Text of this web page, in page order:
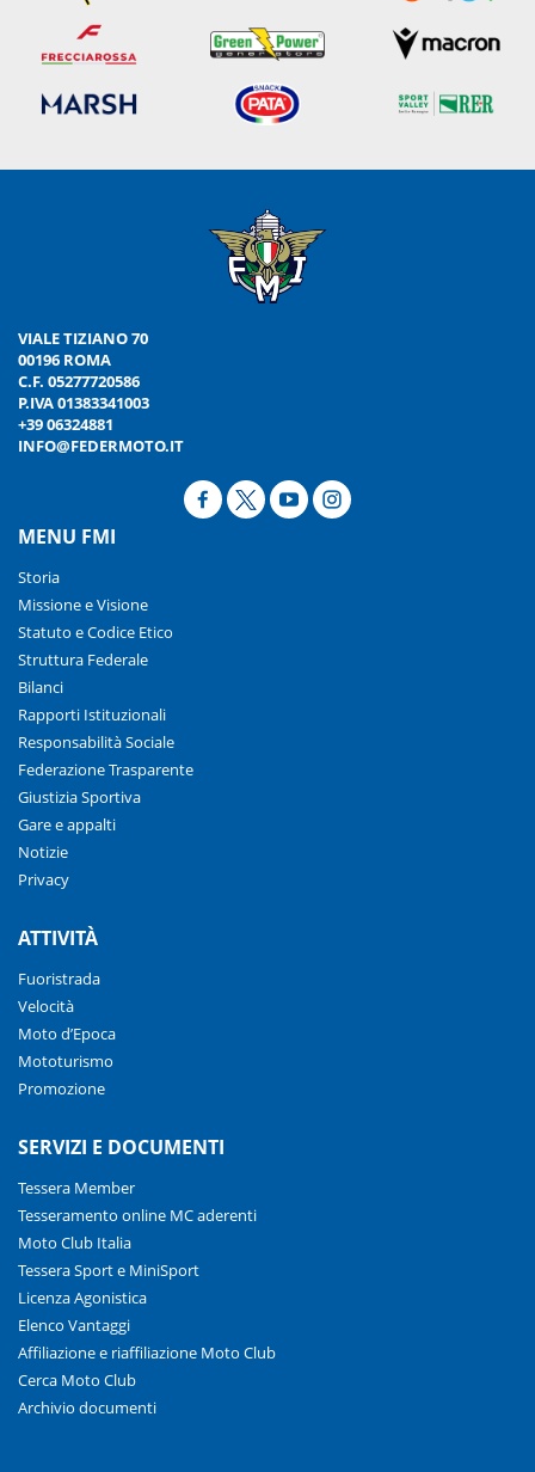
VIALE TIZIANO 70
00196 ROMA
C.F. 05277720586
P.IVA 01383341003
+39 06324881
INFO@FEDERMOTO.IT
MENU FMI
Storia
Missione e Visione
Statuto e Codice Etico
Struttura Federale
Bilanci
Rapporti Istituzionali
Responsabilità Sociale
Federazione Trasparente
Giustizia Sportiva
Gare e appalti
Notizie
Privacy
ATTIVITÀ
Fuoristrada
Velocità
Moto d’Epoca
Mototurismo
Promozione
SERVIZI E DOCUMENTI
Tessera Member
Tesseramento online MC aderenti
Moto Club Italia
Tessera Sport e MiniSport
Licenza Agonistica
Elenco Vantaggi
Affiliazione e riaffiliazione Moto Club
Cerca Moto Club
Archivio documenti